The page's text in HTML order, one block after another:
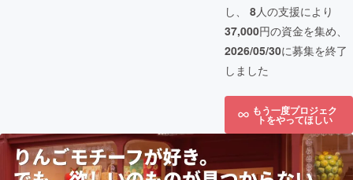
し、 8人の支援により
37,000円の資金を集め、
2026/05/30に募集を終了
しました
もう一度プロジェク
トをやってほしい